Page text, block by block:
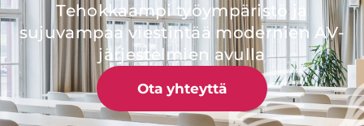
Tehokkaampi työympäristö ja
sujuvampaa viestintää modernien AV-
järjestelmien avulla
Ota yhteyttä